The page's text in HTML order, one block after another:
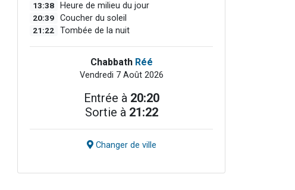
13:38 Heure de milieu du jour
20:39 Coucher du soleil
21:22 Tombée de la nuit
Chabbath Réé
Vendredi 7 Août 2026
Entrée à 20:20
Sortie à 21:22
Changer de ville